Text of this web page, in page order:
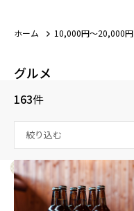
ホーム 10,000円～20,000円
グルメ
163件
絞り込む